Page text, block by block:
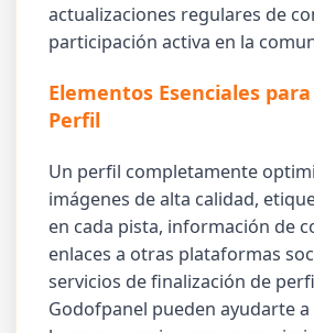
actualizaciones regulares de
participación activa en la
Elementos Esenciales
Perfil
Un perfil completamente
imágenes de alta calidad,
en cada pista, información de
enlaces a otras plataformas
servicios de finalización de
Godofpanel pueden ayudarte a